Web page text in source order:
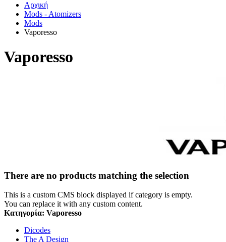
Αρχική
Mods - Atomizers
Mods
Vaporesso
Vaporesso
There are no products matching the selection
This is a custom CMS block displayed if category is empty.
You can replace it with any custom content.
Κατηγορία: Vaporesso
Dicodes
The A Design